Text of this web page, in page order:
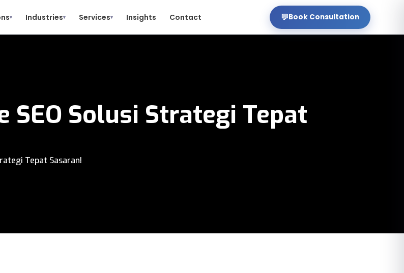
▾ Industries▾ Services▾ Insights Contact 💬Book Consultation
SEO Solusi Strategi Tepat
Tepat Sasaran!